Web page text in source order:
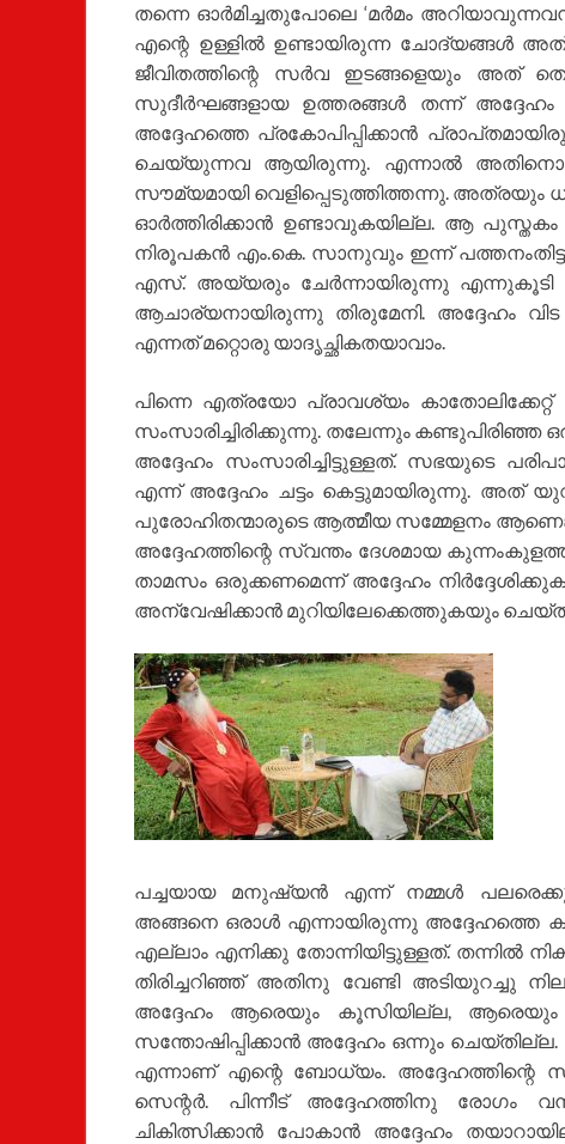
തന്നെ ഓർമിച്ചതുപോലെ ‘മർമം
എന്റെ ഉള്ളിൽ ഉണ്ടായിരുന്ന ചോദ്യങ്ങൾ
ജീവിതത്തിന്റെ സർവ ഇടങ്ങളെയും അത്
സുദീർഘങ്ങളായ ഉത്തരങ്ങൾ തന്ന്
അദ്ദേഹത്തെ പ്രകോപിപ്പിക്കാൻ
ചെയ്യുന്നവ ആയിരുന്നു. എന്നാൽ
സൗമ്യമായി വെളിപ്പെടുത്തിത്തന്നു. അത്രയും
ഓർത്തിരിക്കാൻ ഉണ്ടാവുകയില്ല. ആ പുസ്തകം
നിരൂപകൻ എം.കെ. സാനുവും ഇന്ന്
എസ്. അയ്യരും ചേർന്നായിരുന്നു എന്നുകൂടി
ആചാര്യനായിരുന്നു തിരുമേനി. അദ്ദേഹം
എന്നത് മറ്റൊരു യാദൃച്ഛികതയാവാം.
പിന്നെ എത്രയോ പ്രാവശ്യം
സംസാരിച്ചിരിക്കുന്നു. തലേന്നും
അദ്ദേഹം സംസാരിച്ചിട്ടുള്ളത്. സഭയുടെ
എന്ന് അദ്ദേഹം ചട്ടം കെട്ടുമായിരുന്നു. അത്
പുരോഹിതന്മാരുടെ ആത്മീയ സമ്മേളനം
അദ്ദേഹത്തിന്റെ സ്വന്തം ദേശമായ
താമസം ഒരുക്കണമെന്ന് അദ്ദേഹം
അന്വേഷിക്കാൻ മുറിയിലേക്കെത്തുകയും
പച്ചയായ മനുഷ്യൻ എന്ന് നമ്മൾ
അങ്ങനെ ഒരാൾ എന്നായിരുന്നു അദ്ദേഹത്തെ കണ്ട
എല്ലാം എനിക്കു തോന്നിയിട്ടുള്ളത്. തന്നിൽ
തിരിച്ചറിഞ്ഞ് അതിനു വേണ്ടി അടിയുറച്ചു
അദ്ദേഹം ആരെയും കൂസിയില്ല,
സന്തോഷിപ്പിക്കാൻ അദ്ദേഹം ഒന്നും
എന്നാണ് എന്റെ ബോധ്യം. അദ്ദേഹത്തിന്റെ
സെന്റർ. പിന്നീട് അദ്ദേഹത്തിനു രോഗം
ചികിത്സിക്കാൻ പോകാൻ അദ്ദേഹം